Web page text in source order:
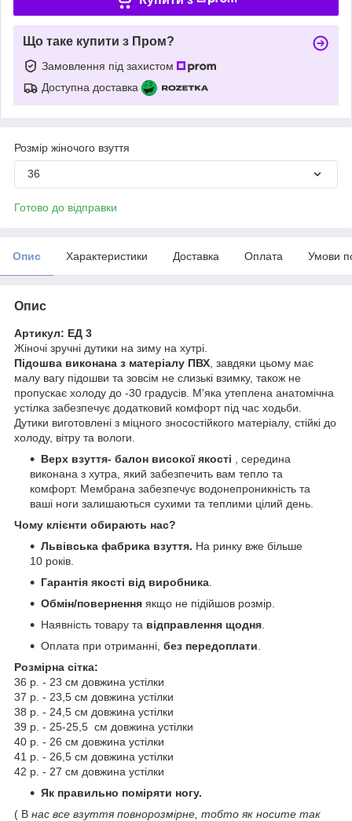
Що таке купити з Пром?
Замовлення під захистом
Доступна доставка
Розмір жіночого взуття
36
Готово до відправки
Опис Характеристики Доставка Оплата Умови
Опис
Артикул: ЕД 3
Жіночі зручні дутики на зиму на хутрі.
Підошва виконана з матеріалу ПВХ , завдяки цьому має
малу вагу підошви та зовсім не слизькі взимку, також не
пропускає холоду до -30 градусів. М'яка утеплена анатомічна
устілка забезпечує додатковий комфорт під час ходьби.
Дутики виготовлені з міцного зносостійкого матеріалу, стійкі до
холоду, вітру та вологи.
Верх взуття- балон високої якості , середина
виконана з хутра, який забезпечить вам тепло та
комфорт. Мембрана забезпечує водонепроникність та
ваші ноги залишаються сухими та теплими цілий день.
Чому клієнти обирають нас?
Львівська фабрика взуття. На ринку вже більше
10 років.
Гарантія якості від виробника
Обмін/повернення якщо не підійшов розмір.
Наявність товару та відправлення щодня
Оплата при отриманні, без передоплати
Розмірна сітка:
36 р. - 23 см довжина устілки
37 р. - 23,5 см довжина устілки
38 р. - 24,5 см довжина устілки
39 р. - 25-25,5 см довжина устілки
40 р. - 26 см довжина устілки
41 р. - 26,5 см довжина устілки
42 р. - 27 см довжина устілки
Як правильно поміряти ногу.
( В нас все взуття повнорозмірне, тобто як носите так